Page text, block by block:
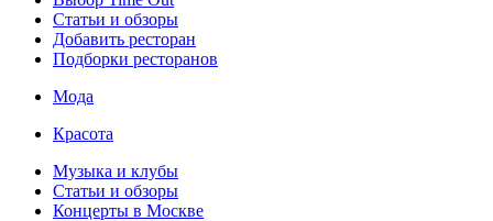
Статьи и обзоры
Добавить ресторан
Подборки ресторанов
Мода
Красота
Музыка и клубы
Статьи и обзоры
Концерты в Москве